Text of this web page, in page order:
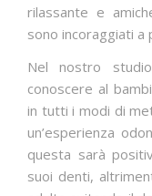
rilassante e
sono incoraggiati
Nel nostro
conoscere al
in tutti i modi di
un’esperienza
questa sarà
suoi denti,